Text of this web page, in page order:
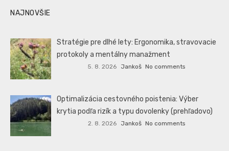
NAJNOVŠIE
Stratégie pre dlhé lety: Ergonomika, stravovacie
protokoly a mentálny manažment
5. 8. 2026 Jankoš No comments
Optimalizácia cestovného poistenia: Výber
krytia podľa rizík a typu dovolenky (prehľadovo)
2. 8. 2026 Jankoš No comments